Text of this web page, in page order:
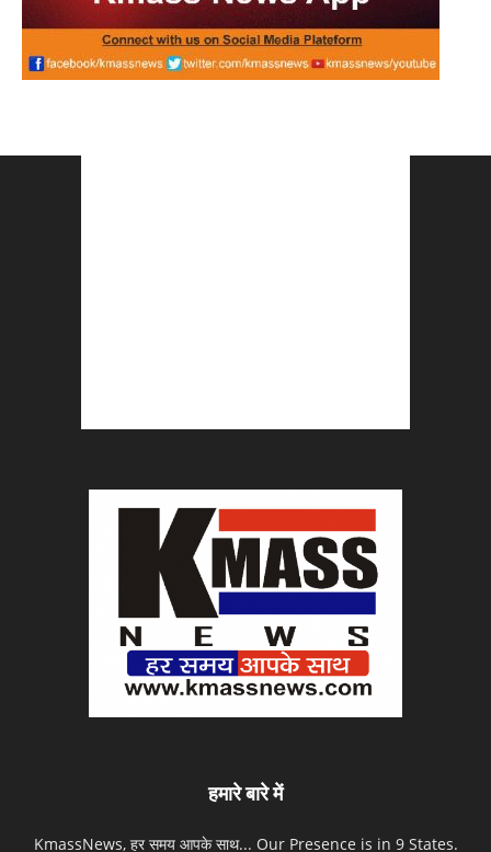
हमारे बारे में
KmassNews, हर समय आपके साथ... Our Presence is in 9 States.